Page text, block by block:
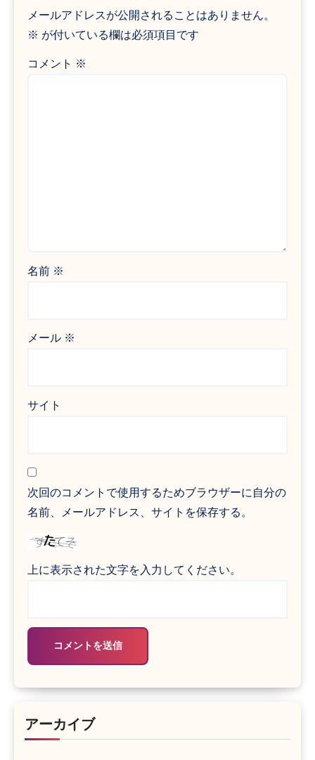
メールアドレスが公開されることはありません。
※ が付いている欄は必須項目です
コメント ※
名前 ※
メール ※
サイト
次回のコメントで使用するためブラウザーに自分の
名前、メールアドレス、サイトを保存する。
上に表示された文字を入力してください。
アーカイブ